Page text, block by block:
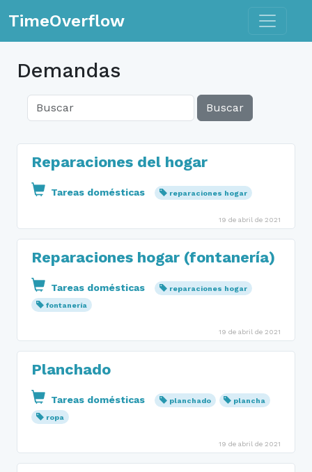
TimeOverflow Toggle
Demandas
Buscar
Reparaciones del hogar
Tareas domésticas reparaciones hogar
19 de abril de 2021
Reparaciones hogar (fontanería)
Tareas domésticas
reparaciones hogar
fontanería
19 de abril de 2021
Planchado
Tareas domésticas planchado
plancha
ropa
19 de abril de 2021